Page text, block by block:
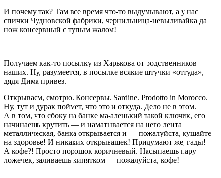
И почему так? Там все время что-то выдумывают, а у нас
спички Чудновской фабрики, чернильница-невыливайка да
нож консервный с тупым жалом!
Получаем как-то посылку из Харькова от родственников
наших. Ну, разумеется, в посылке всякие штучки «оттуда»,
дядя Дима привез.
Открываем, смотрю. Консервы. Sardine. Prodotto in Morocco.
Ну, тут и дурак поймет, что это и откуда. Дело не в этом.
А в том, что сбоку на банке ма-аленький такой ключик, его
начинаешь крутить — и наматывается на него лента
металлическая, банка открывается и — пожалуйста, кушайте
на здоровье! И никаких открывашек! Придумают же, гады!
А кофе?! Просто порошок коричневый. Насыпаешь пару
ложечек, заливаешь кипятком — пожалуйста, кофе!